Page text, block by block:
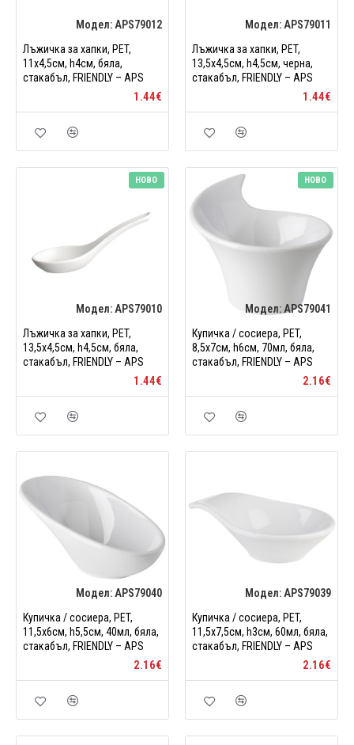
Модел: APS79012
Лъжичка за хапки, PET,
11x4,5см, h4см, бяла,
стакабъл, FRIENDLY – APS
1.44€
Модел: APS79011
Лъжичка за хапки, PET,
13,5x4,5см, h4,5см, черна,
стакабъл, FRIENDLY – APS
1.44€
НОВО
Модел: APS79010
Лъжичка за хапки, PET,
13,5x4,5см, h4,5см, бяла,
стакабъл, FRIENDLY – APS
1.44€
НОВО
Модел: APS79041
Купичка / сосиера, PET,
8,5x7см, h6см, 70мл, бяла,
стакабъл, FRIENDLY – APS
2.16€
Модел: APS79040
Купичка / сосиера, PET,
11,5x6см, h5,5см, 40мл, бяла,
стакабъл, FRIENDLY – APS
2.16€
Модел: APS79039
Купичка / сосиера, PET,
11,5x7,5см, h3см, 60мл, бяла,
стакабъл, FRIENDLY – APS
2.16€